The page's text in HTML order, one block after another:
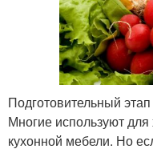
Подготовительный этап
Многие используют
кухонной мебели. Но